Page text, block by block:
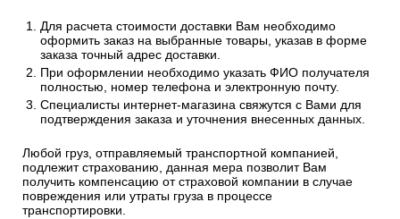
Для расчета стоимости доставки Вам необходимо
оформить заказ на выбранные товары, указав в форме
заказа точный адрес доставки.
При оформлении необходимо указать ФИО получателя
полностью, номер телефона и электронную почту.
Специалисты интернет-магазина свяжутся с Вами для
подтверждения заказа и уточнения внесенных данных.
Любой груз, отправляемый транспортной компанией,
подлежит страхованию, данная мера позволит Вам
получить компенсацию от страховой компании в случае
повреждения или утраты груза в процессе
транспортировки.